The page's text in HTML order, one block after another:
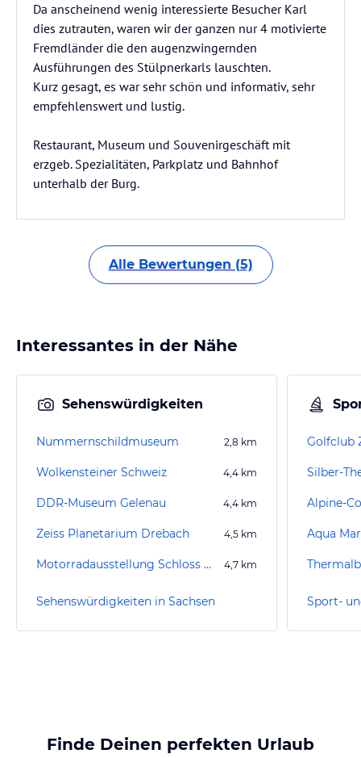
Da anscheinend wenig interessierte Besucher Karl
dies zutrauten, waren wir der ganzen nur 4 motivierte
Fremdländer die den augenzwingernden
Ausführungen des Stülpnerkarls lauschten.
Kurz gesagt, es war sehr schön und informativ, sehr
empfehlenswert und lustig.
Restaurant, Museum und Souvenirgeschäft mit
erzgeb. Spezialitäten, Parkplatz und Bahnhof
unterhalb der Burg.
Alle Bewertungen (5)
Interessantes in der Nähe
Sehenswürdigkeiten
Nummernschildmuseum 2,8 km
Wolkensteiner Schweiz 4,4 km
DDR-Museum Gelenau 4,4 km
Zeiss Planetarium Drebach 4,5 km
Motorradausstellung Schloss Wildeck 4,7 km
Sehenswürdigkeiten in Sachsen
Golfclub
Silber-
Aqua
Finde Deinen perfekten Urlaub